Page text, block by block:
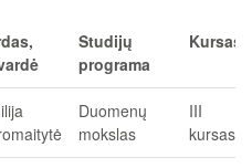
Studijų
programa
Kursas
Duomenų
mokslas
III
kursas